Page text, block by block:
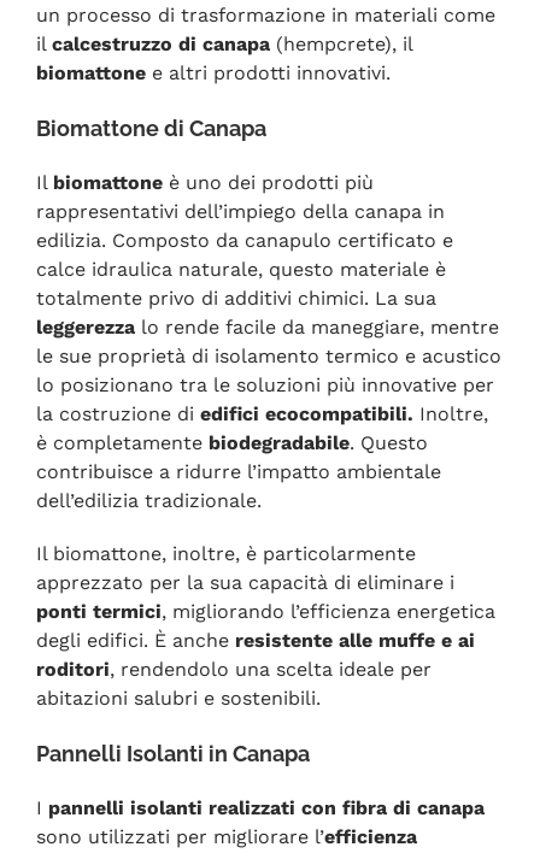
un processo di trasformazione in materiali come
il calcestruzzo di canapa (hempcrete), il
biomattone e altri prodotti innovativi.
Biomattone di Canapa
Il biomattone è uno dei prodotti più
rappresentativi dell’impiego della canapa in
edilizia. Composto da canapulo certificato e
calce idraulica naturale, questo materiale è
totalmente privo di additivi chimici. La sua
leggerezza lo rende facile da maneggiare, mentre
le sue proprietà di isolamento termico e acustico
lo posizionano tra le soluzioni più innovative per
la costruzione di edifici ecocompatibili. Inoltre,
è completamente biodegradabile. Questo
contribuisce a ridurre l’impatto ambientale
dell’edilizia tradizionale.
Il biomattone, inoltre, è particolarmente
apprezzato per la sua capacità di eliminare i
ponti termici, migliorando l’efficienza energetica
degli edifici. È anche resistente alle muffe e ai
roditori, rendendolo una scelta ideale per
abitazioni salubri e sostenibili.
Pannelli Isolanti in Canapa
I pannelli isolanti realizzati con fibra di canapa
sono utilizzati per migliorare l’efficienza